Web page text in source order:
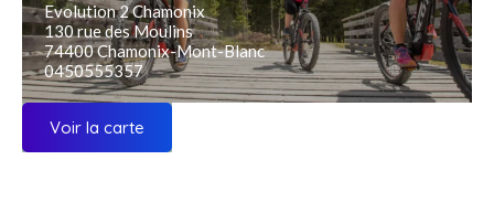
Evolution 2 Chamonix
130 rue des Moulins
74400 Chamonix-Mont-Blanc
0450555357
Voir la carte